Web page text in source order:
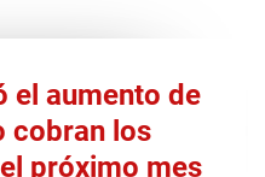
el aumento de
cobran los
próximo mes